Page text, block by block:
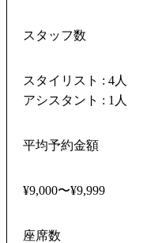
スタッフ数
スタイリスト : 4人
アシスタント : 1人
平均予約金額
¥9,000〜¥9,999
座席数